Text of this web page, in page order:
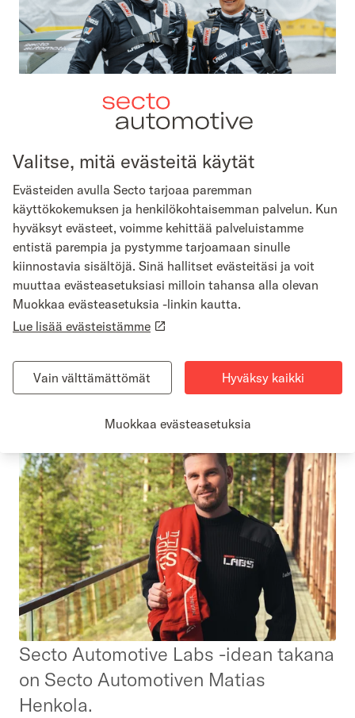
Secto on Suomen MM-rallin pääyhteistyökumppani. Yhteistyön
kautta olemme saaneet Secto Automotive Labsin työlle laajaa
julkisuutta maailman suurimmissa autourheilumedioissa, joista
laajalevikkisin on yhdysvaltalainen DirtFish. Sen video- ja
artikkelijulkaisuilla on yli miljoona seuraajaa sosiaalisessa
mediassa. Secton nimi mainittiin lähes 70 videossa tai
artikkelissa vuonna 2024, ja itse Secto Automotive Labsin ja
Secto Automotive Labsin toiminta on ollut näkyvästi esillä myös
suomalaisissa sanomalehdissä ja talousalan julkaisuissa.
Secto Automotive Labs -idean takana
on Secto Automotiven Matias
Henkola.
Valitse, mitä evästeitä käytät
Evästeiden avulla Secto tarjoaa paremman
käyttökokemuksen ja henkilökohtaisemman palvelun. Kun
hyväksyt evästeet, voimme kehittää palveluistamme
entistä parempia ja pystymme tarjoamaan sinulle
kiinnostavia sisältöjä. Sinä hallitset evästeitäsi ja voit
muuttaa evästeasetuksiasi milloin tahansa alla olevan
Muokkaa evästeasetuksia -linkin kautta.
Lue lisää evästeistämme
Vain välttämättömät Hyväksy kaikki
Muokkaa evästeasetuksia